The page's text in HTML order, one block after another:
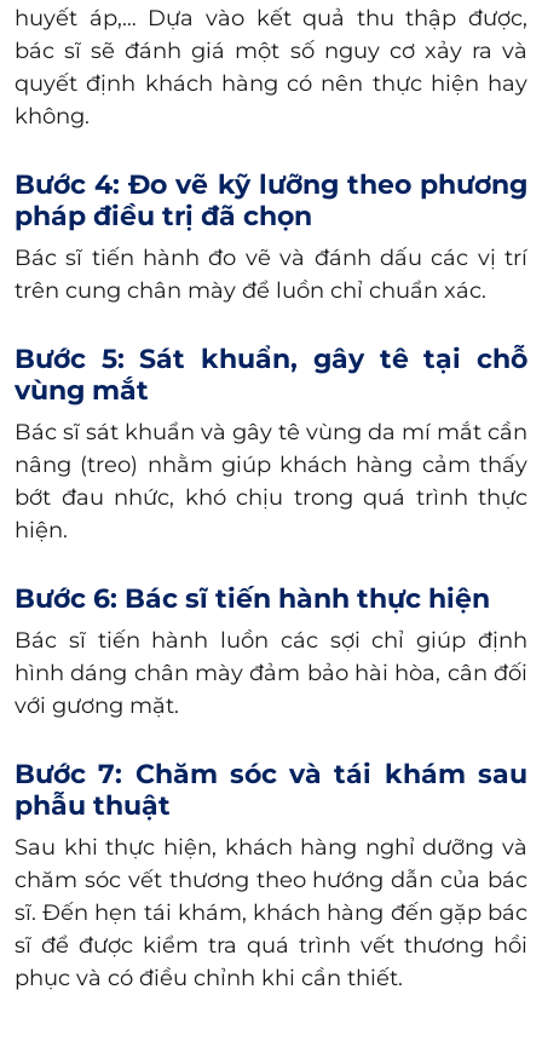
huyết áp,… Dựa vào kết quả thu thập được,
bác sĩ sẽ đánh giá một số nguy cơ xảy ra và
quyết định khách hàng có nên thực hiện hay
không.
Bước 4: Đo vẽ kỹ lưỡng theo phương
pháp điều trị đã chọn
Bác sĩ tiến hành đo vẽ và đánh dấu các vị trí
trên cung chân mày để luồn chỉ chuẩn xác.
Bước 5: Sát khuẩn, gây tê tại chỗ
vùng mắt
Bác sĩ sát khuẩn và gây tê vùng da mí mắt cần
nâng (treo) nhằm giúp khách hàng cảm thấy
bớt đau nhức, khó chịu trong quá trình thực
hiện.
Bước 6: Bác sĩ tiến hành thực hiện
Bác sĩ tiến hành luồn các sợi chỉ giúp định
hình dáng chân mày đảm bảo hài hòa, cân đối
với gương mặt.
Bước 7: Chăm sóc và tái khám sau
phẫu thuật
Sau khithực hiện, khách hàng nghỉ dưỡng và
chăm sóc vết thương theo hướng dẫn của bác
sĩ. Đến hẹn tái khám, khách hàng đến gặp bác
sĩ để được kiểm tra quá trình vết thương hồi
phục và có điều chỉnh khi cần thiết.